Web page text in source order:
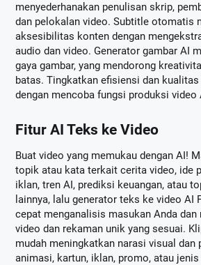
menyederhanakan penulisan skrip,
dan pelokalan video. Subtitle otomatis
aksesibilitas konten dengan
audio dan video. Generator gambar AI
gaya gambar, yang mendorong
batas. Tingkatkan efisiensi dan
dengan mencoba fungsi produksi video
Fitur AI Teks ke Video
Buat video yang memukau dengan AI!
topik atau kata terkait cerita video, ide
iklan, tren AI, prediksi keuangan, atau
lainnya, lalu generator teks ke video AI
cepat menganalisis masukan Anda
video dan rekaman unik yang sesuai.
mudah meningkatkan narasi visual dan
animasi, kartun, iklan, promo, atau jenis